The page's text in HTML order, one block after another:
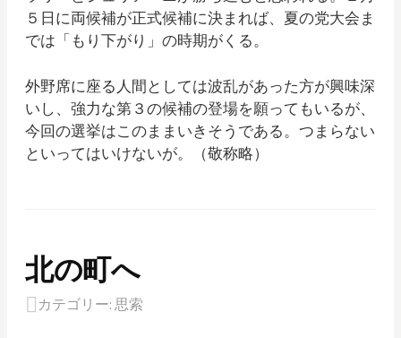
５日に両候補が正式候補に決まれば、夏の党大会ま
では「もり下がり」の時期がくる。
外野席に座る人間としては波乱があった方が興味深
いし、強力な第３の候補の登場を願ってもいるが、
今回の選挙はこのままいきそうである。つまらない
といってはいけないが。（敬称略）
北の町へ
カテゴリー: 思索